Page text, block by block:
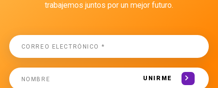
trabajemos juntos por un mejor futuro.
UNIRME